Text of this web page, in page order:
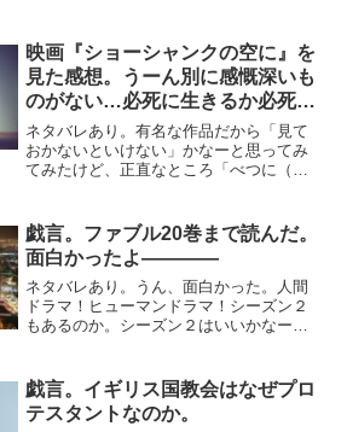
ことが価値になっている。昔は『自作ア
ルゴリズムで最適化』と...
映画『ショーシャンクの空に』を
見た感想。うーん別に感慨深いも
のがない…必死に生きるか必死に
死ぬか、いずれにしても友情は必
要なのかな
ネタバレあり。有名な作品だから「見て
おかないといけない」かなーと思ってみ
てみたけど、正直なところ「べつに（そ
たけど、すごい期待したほどじゃなかっ
たなーっと、いう感じです...
戯言。ファブル20巻まで読んだ。
面白かったよ――――
ネタバレあり。うん、面白かった。人間
ドラマ！ヒューマンドラマ！シーズン２
もあるのか。シーズン２はいいかなーー
弟分である小島の話まではなんか先が読
めなくて不思議な感じだっ...
戯言。イギリス国教会はなぜプロ
テスタントなのか。